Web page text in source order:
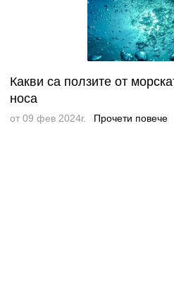
Какви са ползите от
носа
от 09 фев 2024г. Прочети повече